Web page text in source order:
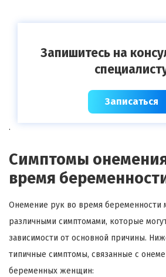
Запишитесь на
Записаться
.
Симптомы
время
Онемение рук во время беременности
различными симптомами, которые
зависимости от основной причины.
типичные симптомы, связанные с
беременных женщин: